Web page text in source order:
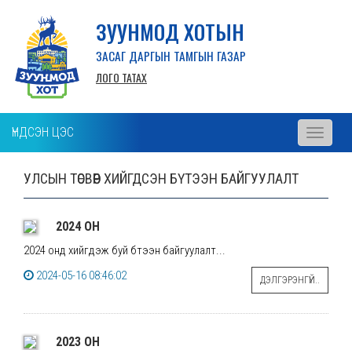
ЗУУНМОД ХОТЫН
ЗАСАГ ДАРГЫН ТАМГЫН ГАЗАР
ЛОГО ТАТАХ
ҮНДСЭН ЦЭС
Toggle
УЛСЫН ТӨСВӨӨР ХИЙГДСЭН БҮТЭЭН БАЙГУУЛАЛТ
2024 ОН
2024 онд хийгдэж буй бүтээн байгуулалт...
2024-05-16 08:46:02
ДЭЛГЭРЭНГҮЙ..
2023 ОН